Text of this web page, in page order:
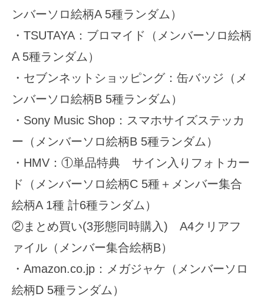
ンバーソロ絵柄A 5種ランダム）
・TSUTAYA：ブロマイド（メンバーソロ絵柄
A 5種ランダム）
・セブンネットショッピング：缶バッジ（メ
ンバーソロ絵柄B 5種ランダム）
・Sony Music Shop：スマホサイズステッカ
ー（メンバーソロ絵柄B 5種ランダム）
・HMV：①単品特典 サイン入りフォトカー
ド（メンバーソロ絵柄C 5種＋メンバー集合
絵柄A 1種 計6種ランダム）
②まとめ買い(3形態同時購入) A4クリアフ
ァイル（メンバー集合絵柄B）
・Amazon.co.jp：メガジャケ（メンバーソロ
絵柄D 5種ランダム）